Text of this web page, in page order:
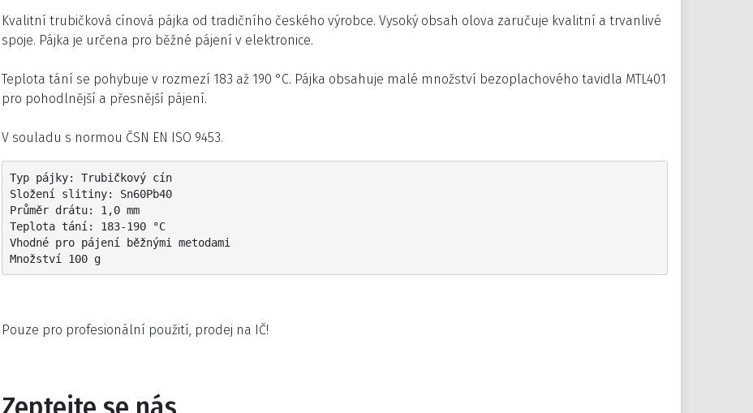
Kvalitní trubičková cínová pájka od tradičního českého výrobce. Vysoký obsah olova zaručuje kvalitní a trvanlivé
spoje. Pájka je určena pro běžné pájení v elektronice.
Teplota tání se pohybuje v rozmezí 183 až 190 °C. Pájka obsahuje malé množství bezoplachového tavidla MTL401
pro pohodlnější a přesnější pájení.
V souladu s normou ČSN EN ISO 9453.
Typ pájky: Trubičkový cín
Složení slitiny: Sn60Pb40
Průměr drátu: 1,0 mm
Teplota tání: 183-190 °C
Vhodné pro pájení běžnými metodami
Množství 100 g
Pouze pro profesionální použití, prodej na IČ!